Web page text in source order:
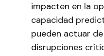
impacten en la
capacidad
pueden actuar
disrupciones